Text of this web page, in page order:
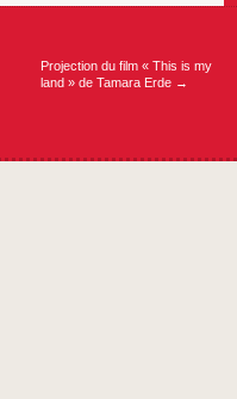
Projection du film « This is my
land » de Tamara Erde →